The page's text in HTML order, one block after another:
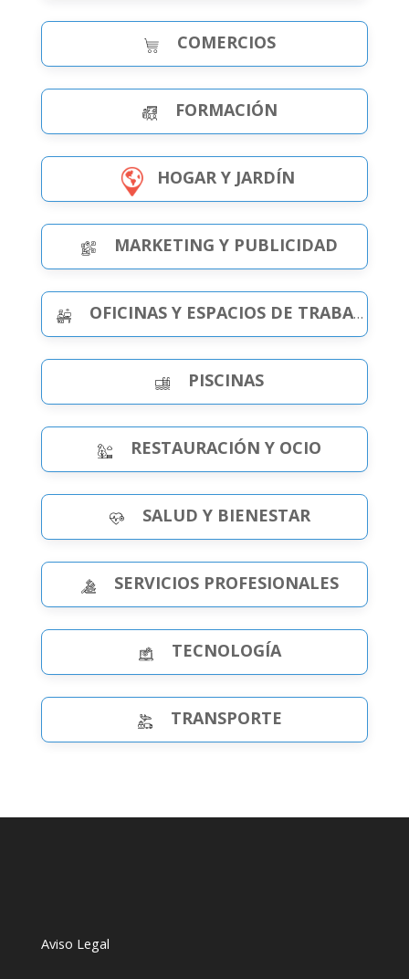
COMERCIOS
FORMACIÓN
HOGAR Y JARDÍN
MARKETING Y PUBLICIDAD
OFICINAS Y ESPACIOS DE TRABAJO
PISCINAS
RESTAURACIÓN Y OCIO
SALUD Y BIENESTAR
SERVICIOS PROFESIONALES
TECNOLOGÍA
TRANSPORTE
Aviso Legal